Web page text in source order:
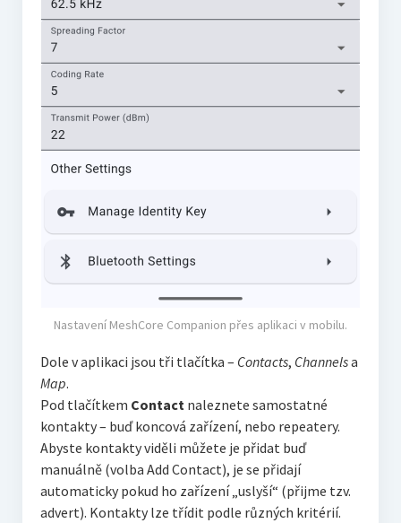
Nastavení MeshCore Companion přes aplikaci v mobilu.
Dole v aplikaci jsou tři tlačítka – Contacts, Channelsa
Map.
Pod tlačítkem Contact naleznete samostatné
kontakty – buď koncová zařízení, nebo repeatery.
Abyste kontakty viděli můžete je přidat buď
manuálně (volba Add Contact), je se přidají
automaticky pokud ho zařízení „uslyší“ (přijme tzv.
advert). Kontakty lze třídit podle různých kritérií.